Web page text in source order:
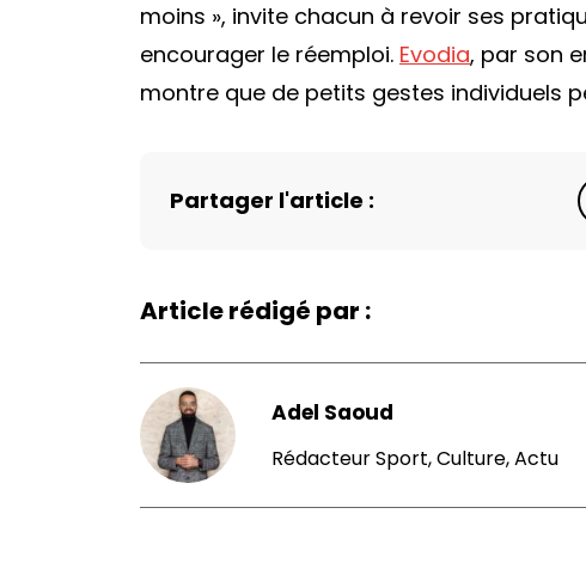
moins », invite chacun à revoir ses
encourager le réemploi. Evodia, par son
montre que de petits gestes individuels
Partager l'article :
Article rédigé par :
Adel Saoud
Rédacteur Sport, Culture, Actu